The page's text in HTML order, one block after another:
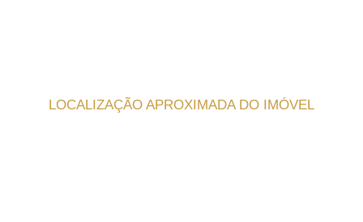
LOCALIZAÇÃO APROXIMADA DO IMÓVEL